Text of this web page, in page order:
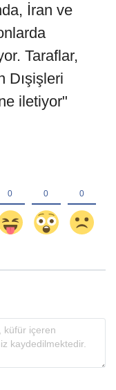
İran ve
Taraflar,
Dışişleri
iletiyor"